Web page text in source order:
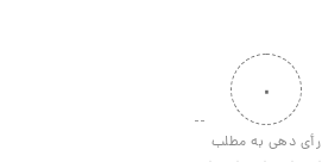
۰
رأی دهی به مطلب